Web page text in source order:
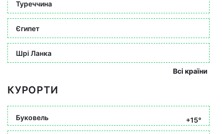
Туреччина
Єгипет
Шрі Ланка
Всі країни
КУРОРТИ
Буковель +15°